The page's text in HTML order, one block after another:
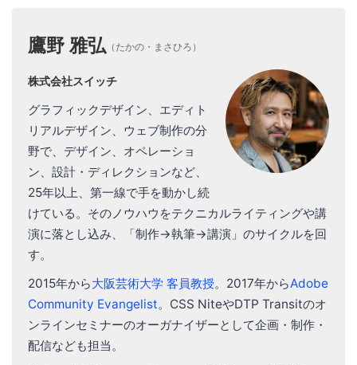
鷹野 雅弘 （たかの・まさひろ）
株式会社スイッチ
グラフィックデザイン、エディト
リアルデザイン、ウェブ制作の分
野で、デザイン、オペレーショ
ン、設計・ディレクションなど、
25年以上、第一線で手を動かし続
けている。そのノウハウをテクニカルライティングや講
演に落とし込み、「制作→執筆→講演」のサイクルを回
す。
2015年から大阪芸術大学 客員教授。2017年からAdobe
Community Evangelist。CSS NiteやDTP Transitのオ
ンラインセミナーのオーガナイザーとして企画・制作・
配信なども担当。